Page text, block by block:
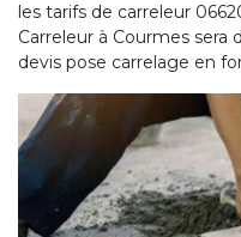
les tarifs de carreleur
Carreleur à Courmes sera
devis pose carrelage en